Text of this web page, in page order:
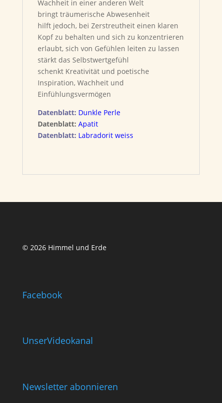
Wachheit in einer anderen Welt
bringt träumerische Abwesenheit
hilft jedoch, bei Zerstreutheit einen klaren
Kopf zu behalten und sich zu konzentrieren
erlaubt, sich von Gefühlen leiten zu lassen
stärkt das Selbstwertgefühl
schenkt Kreativität und poetische
Inspiration, Wachheit und
Einfühlungsvermögen
Datenblatt: Dunkle Perle
Datenblatt: Apatit
Datenblatt: Labradorit weiss
© 2026 Himmel und Erde
Facebook
UnserVideokanal
Newsletter abonnieren